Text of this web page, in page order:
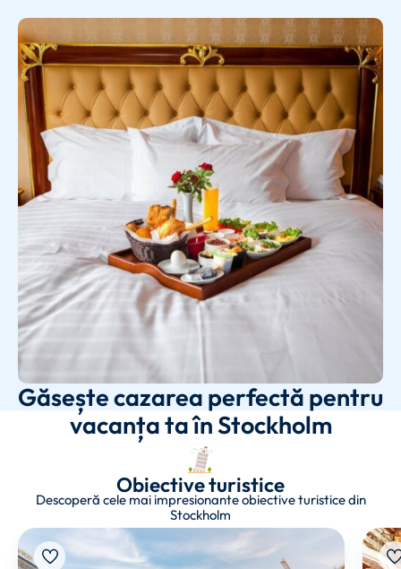
Găsește cazarea perfectă pentru
vacanța ta în Stockholm
Obiective turistice
Descoperă cele mai impresionante obiective turistice din
Stockholm